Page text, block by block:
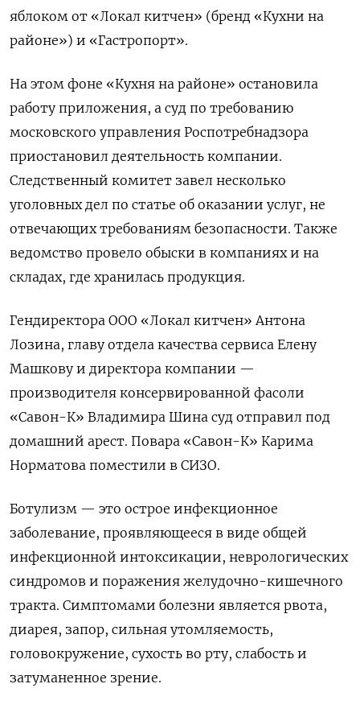
яблоком от «Локал китчен» (бренд «Кухни на
районе») и «Гастропорт».
На этом фоне «Кухня на районе» остановила
работу приложения, а суд по требованию
московского управления Роспотребнадзора
приостановил деятельность компании.
Следственный комитет завел несколько
уголовных дел по статье об оказании услуг, не
отвечающих требованиям безопасности. Также
ведомство провело обыски в компаниях и на
складах, где хранилась продукция.
Гендиректора ООО «Локал китчен» Антона
Лозина, главу отдела качества сервиса Елену
Машкову и директора компании —
производителя консервированной фасоли
«Савон-К» Владимира Шина суд отправил под
домашний арест. Повара «Савон-К» Карима
Норматова поместили в СИЗО.
Ботулизм — это острое инфекционное
заболевание, проявляющееся в виде общей
инфекционной интоксикации, неврологических
синдромов и поражения желудочно-кишечного
тракта. Симптомами болезни является рвота,
диарея, запор, сильная утомляемость,
головокружение, сухость во рту, слабость и
затуманенное зрение.